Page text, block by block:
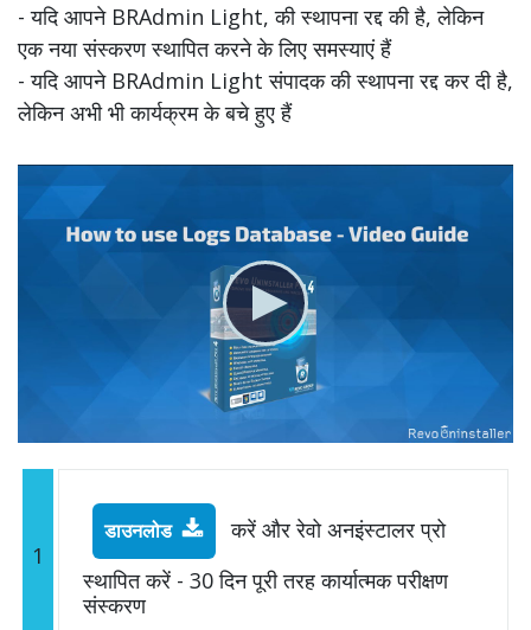
- यदि आपने BRAdmin Light, की स्थापना रद्द की है, लेकिन
एक नया संस्करण स्थापित करने के लिए समस्याएं हैं
- यदि आपने BRAdmin Light संपादक की स्थापना रद्द कर दी है,
लेकिन अभी भी कार्यक्रम के बचे हुए हैं
1
डाउनलोड
करें और रेवो अनइंस्टालर प्रो
स्थापित करें - 30 दिन पूरी तरह कार्यात्मक परीक्षण
संस्करण